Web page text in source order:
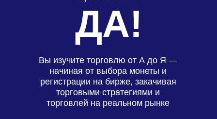
ДА!
Вы изучите торговлю от А до Я —
начиная от выбора монеты и
регистрации на бирже, закачивая
торговыми стратегиями и
торговлей на реальном рынке